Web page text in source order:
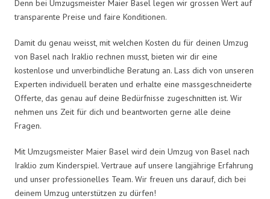
Denn bei Umzugsmeister Maier Basel legen wir grossen Wert auf
transparente Preise und faire Konditionen.
Damit du genau weisst, mit welchen Kosten du für deinen Umzug
von Basel nach Iraklio rechnen musst, bieten wir dir eine
kostenlose und unverbindliche Beratung an. Lass dich von unseren
Experten individuell beraten und erhalte eine massgeschneiderte
Offerte, das genau auf deine Bedürfnisse zugeschnitten ist. Wir
nehmen uns Zeit für dich und beantworten gerne alle deine
Fragen.
Mit Umzugsmeister Maier Basel wird dein Umzug von Basel nach
Iraklio zum Kinderspiel. Vertraue auf unsere langjährige Erfahrung
und unser professionelles Team. Wir freuen uns darauf, dich bei
deinem Umzug unterstützen zu dürfen!